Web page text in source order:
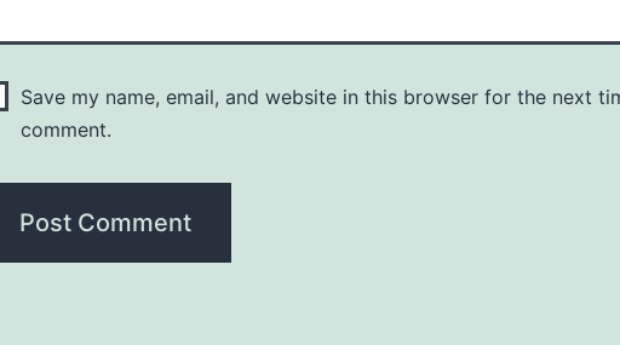
Save my name, email, and website in this browser for the next
comment.